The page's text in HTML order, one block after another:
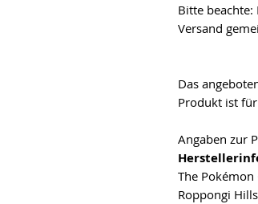
Bitte
Versand
Das
Produkt ist
Angaben zur
The Pokémon
Roppongi